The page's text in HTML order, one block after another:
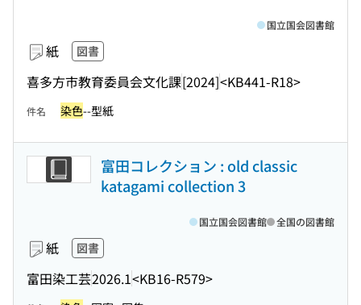
紙 図書
喜多方市教育委員会文化課[2024]<KB441-R18>
国立国会図書館
件名 染色--型紙
富田コレクション : old classic
katagami collection 3
紙 図書
富田染工芸2026.1<KB16-R579>
国立国会図書館 全国の図書館